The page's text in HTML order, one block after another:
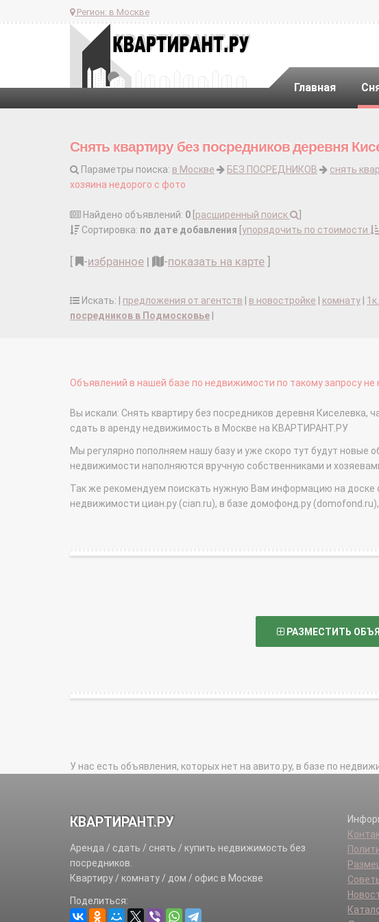
Регион: в Москве
Главная
Снять квартиру без посредников деревня
Параметры поиска: в Москве БЕЗ ПОСРЕДНИКОВ снять
хозяина недорого с фото
Найдено объявлений: 0 расширенный поиск
Сортировка: по дате добавления упорядочить по стоимости
-избранное | -показать на карте
Искать: | предложения от агентств в новостройке комнату 1к.
посредников в Подмосковье
Объявлений в нашей базе по недвижимости по такому запросу не
Вы искали: Снять квартиру без посредников деревня Киселевка,
сдать в аренду недвижимость в Москве на КВАРТИРАНТ.РУ
Мы регулярно пополняем нашу базу и уже скоро тут будут новые
недвижимости наполняются вручную собственниками и
Так же рекомендуем поискать нужную Вам информацию на доске
недвижимости циан.ру (cian.ru), в базе домофонд.ру (domofond.ru),
РАЗМЕСТИТЬ
У нас есть объявления, которых нет на авито.ру, в базе по
КВАРТИРАНТ.РУ
Аренда / сдать / снять / купить недвижимость без
посредников.
Квартиру / комнату / дом / офис в Москве
Поделиться: